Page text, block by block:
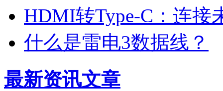
HDMI转Type-C：连接
什么是雷电3数据线？
最新资讯文章